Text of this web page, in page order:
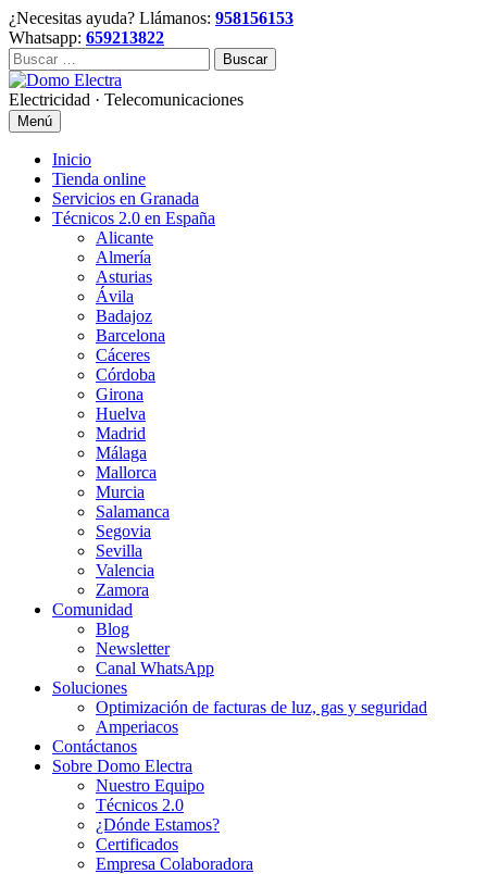
Skip
to
content
¿Necesitas ayuda? Llámanos: 958156153
Whatsapp: 659213822
Buscar:
Electricidad · Telecomunicaciones
Menú
Inicio
Tienda online
Servicios en Granada
Técnicos 2.0 en España
Alicante
Almería
Asturias
Ávila
Badajoz
Barcelona
Cáceres
Córdoba
Girona
Huelva
Madrid
Málaga
Mallorca
Murcia
Salamanca
Segovia
Sevilla
Valencia
Zamora
Comunidad
Blog
Newsletter
Canal WhatsApp
Soluciones
Optimización de facturas de luz, gas y seguridad
Amperiacos
Contáctanos
Sobre Domo Electra
Nuestro Equipo
Técnicos 2.0
¿Dónde Estamos?
Certificados
Empresa Colaboradora